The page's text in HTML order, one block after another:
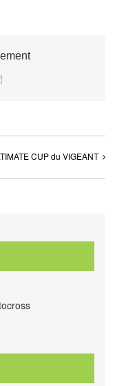
Email
CUP du VIGEANT